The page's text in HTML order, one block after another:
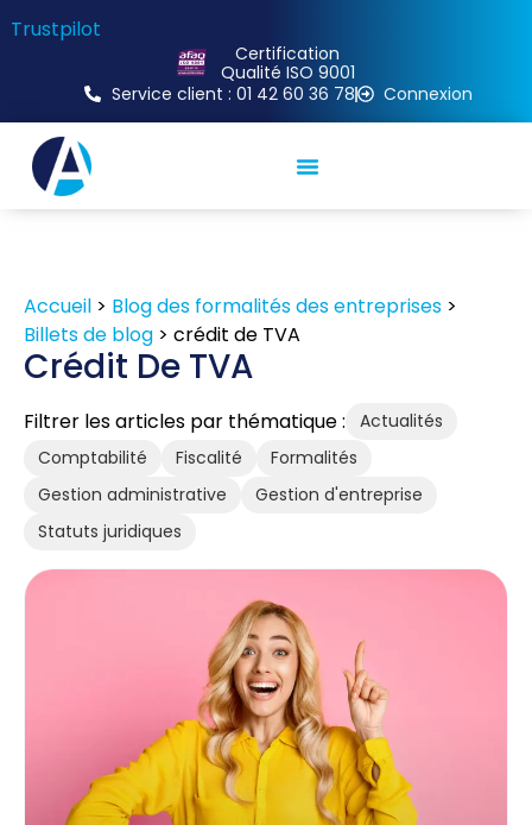
Trustpilot
Certification
Qualité ISO 9001
Service client : 01 42 60 36 78
Connexion
Accueil > Blog des formalités des entreprises >
Billets de blog > crédit de TVA
Crédit De TVA
Filtrer les articles par thématique :
Actualités
Comptabilité
Fiscalité
Formalités
Gestion administrative
Gestion d'entreprise
Statuts juridiques